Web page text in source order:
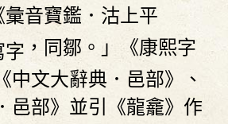
彙音寶鑑．沽上平
，同鄒。」《康熙字
中文大辭典．邑部》、
邑部》並引《龍龕》作